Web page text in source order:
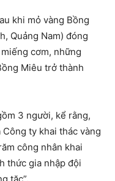
khi mỏ vàng Bồng
Quảng Nam) đóng
cơm, những
Miêu trở thành
3 người, kể rằng,
ty khai thác vàng
công nhân khai
thức gia nhập đội
tặc”.